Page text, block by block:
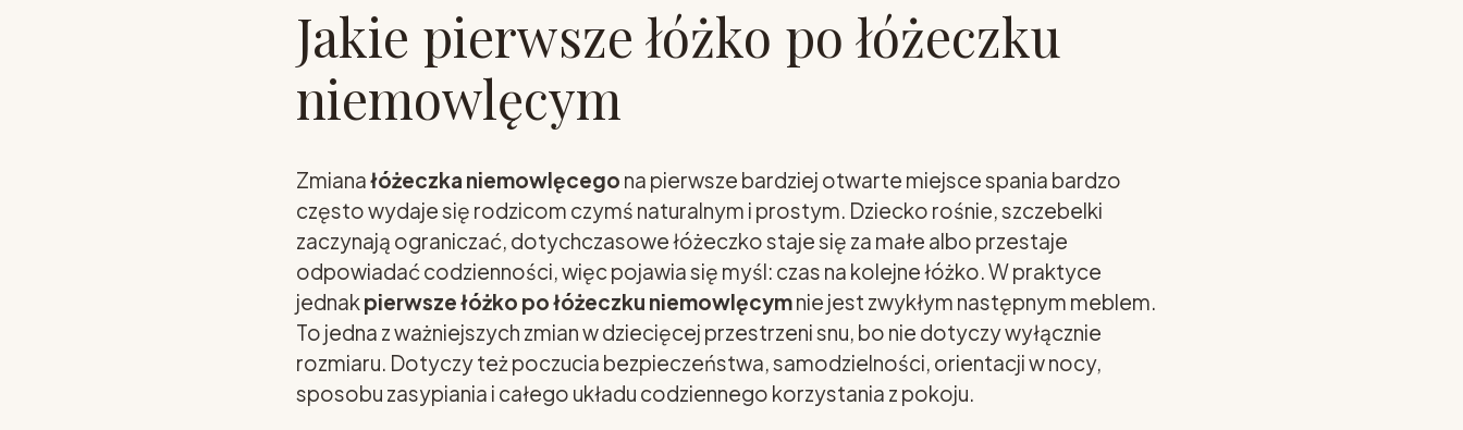
Jakie pierwsze łóżko po łóżeczku
niemowlęcym
Zmianałóżeczka niemowlęcego na pierwsze bardziej otwarte miejsce spania bardzo
często wydaje się rodzicom czymś naturalnym i prostym. Dziecko rośnie, szczebelki
zaczynają ograniczać, dotychczasowe łóżeczko staje się za małe albo przestaje
odpowiadać codzienności, więc pojawia się myśl: czas na kolejne łóżko. W praktyce
jednakpierwsze łóżko po łóżeczku niemowlęcymnie jest zwykłym następnym meblem.
To jedna z ważniejszych zmian w dziecięcej przestrzeni snu, bo nie dotyczy wyłącznie
rozmiaru. Dotyczy też poczucia bezpieczeństwa, samodzielności, orientacji w nocy,
sposobu zasypiania i całego układu codziennego korzystania z pokoju.